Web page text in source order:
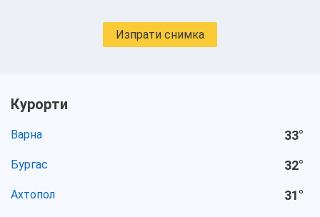
Изпрати снимка
Курорти
Варна 33°
Бургас 32°
Ахтопол 31°